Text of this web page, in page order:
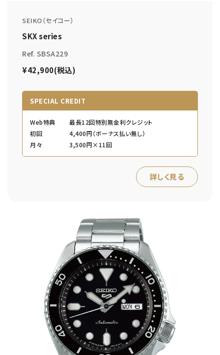
SEIKO（セイコー）
SKX series
Ref. SBSA229
¥42,900(税込)
SPECIAL CREDIT
Web特典
最長12回特別無金利クレジット
初回
4,400円（ボーナス払い無し）
月々
3,500円×11回
詳しく見る